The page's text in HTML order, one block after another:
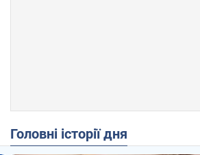
Головні історії дня